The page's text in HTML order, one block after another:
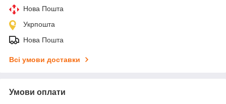
Нова Пошта
Укрпошта
Нова Пошта
Всі умови доставки
Умови оплати